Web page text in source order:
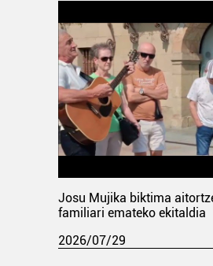
Josu Mujika biktima
familiari emateko ekitaldia
2026/07/29